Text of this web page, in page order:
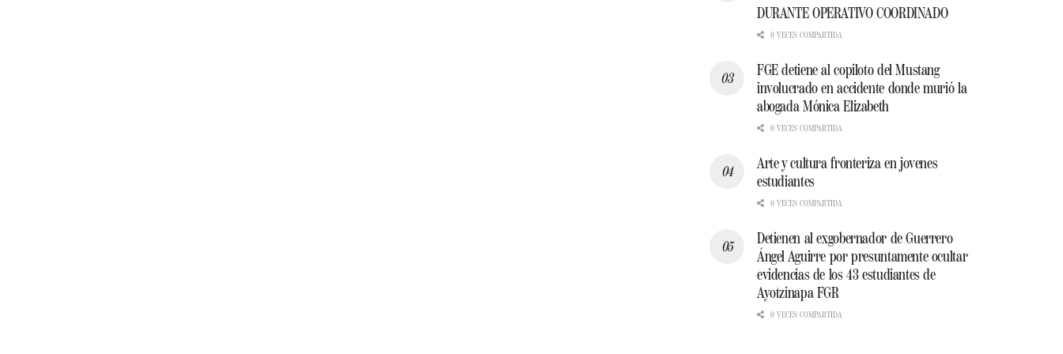
DURANTE OPERATIVO COORDINADO
0 VECES COMPARTIDA
FGE detiene al copiloto del Mustang
involucrado en accidente donde murió la
abogada Mónica Elizabeth
0 VECES COMPARTIDA
Arte y cultura fronteriza en jovenes
estudiantes
0 VECES COMPARTIDA
Detienen al exgobernador de Guerrero
Ángel Aguirre por presuntamente ocultar
evidencias de los 43 estudiantes de
Ayotzinapa FGR
0 VECES COMPARTIDA